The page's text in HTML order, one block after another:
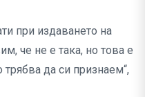
при издаването на
че не е така, но това е
да си признаем“,